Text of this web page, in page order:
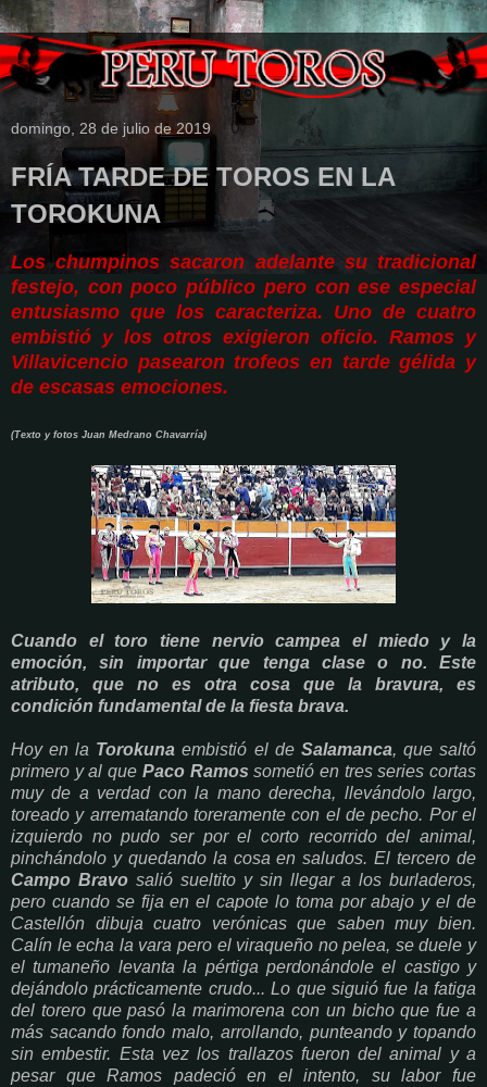
domingo, 28 de julio de 2019
FRÍA TARDE DE TOROS EN LA
TOROKUNA
Los chumpinos sacaron adelante su tradicional
festejo, con poco público pero con ese especial
entusiasmo que los caracteriza. Uno de cuatro
embistió y los otros exigieron oficio. Ramos y
Villavicencio pasearon trofeos en tarde gélida y
de escasas emociones.
(Texto y fotos Juan Medrano Chavarría)
Cuando el toro tiene nervio campea el miedo y la
emoción, sin importar que tenga clase o no. Este
atributo, que no es otra cosa que la bravura, es
condición fundamental de la fiesta brava.
Hoy en la Torokuna embistió el de Salamanca, que saltó
primero y al que Paco Ramos sometió en tres series cortas
muy de a verdad con la mano derecha, llevándolo largo,
toreado y arrematando toreramente con el de pecho. Por el
izquierdo no pudo ser por el corto recorrido del animal,
pinchándolo y quedando la cosa en saludos. El tercero de
Campo Bravo salió sueltito y sin llegar a los burladeros,
pero cuando se fija en el capote lo toma por abajo y el de
Castellón dibuja cuatro verónicas que saben muy bien.
Calín le echa la vara pero el viraqueño no pelea, se duele y
el tumaneño levanta la pértiga perdonándole el castigo y
dejándolo prácticamente crudo... Lo que siguió fue la fatiga
del torero que pasó la marimorena con un bicho que fue a
más sacando fondo malo, arrollando, punteando y topando
sin embestir. Esta vez los trallazos fueron del animal y a
pesar que Ramos padeció en el intento, su labor fue